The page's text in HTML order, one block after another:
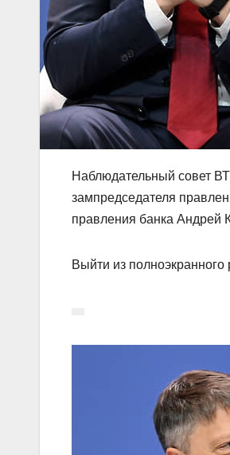
Наблюдательный совет
зампредседателя
правления банка Андрей
Выйти из